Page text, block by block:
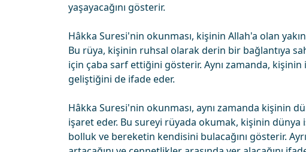
yaşayacağını gösterir.
Hâkka Suresi'nin okunması, kişinin Allah'a olan
Bu rüya, kişinin ruhsal olarak derin bir bağlantıya
için çaba sarf ettiğini gösterir. Aynı zamanda,
geliştiğini de ifade eder.
Hâkka Suresi'nin okunması, aynı zamanda kişinin
işaret eder. Bu sureyi rüyada okumak, kişinin dünya
bolluk ve bereketin kendisini bulacağını gösterir.